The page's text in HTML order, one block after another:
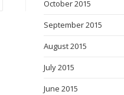
October 2015
September 2015
August 2015
July 2015
June 2015